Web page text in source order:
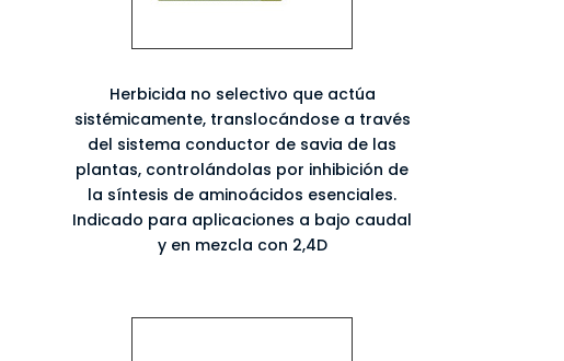
Herbicida no selectivo que actúa
sistémicamente, translocándose a través
del sistema conductor de savia de las
plantas, controlándolas por inhibición de
la síntesis de aminoácidos esenciales.
Indicado para aplicaciones a bajo caudal
y en mezcla con 2,4D